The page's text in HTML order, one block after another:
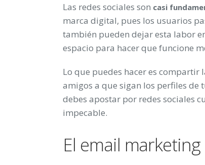
Las redes sociales son casi
marca digital, pues los usuarios
también pueden dejar esta labor
espacio para hacer que funcione
Lo que puedes hacer es compartir
amigos a que sigan los perfiles de
debes apostar por redes sociales
impecable.
El email marketing